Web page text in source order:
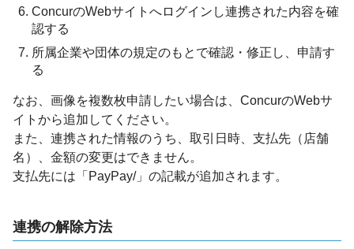
ConcurのWebサイトへログインし連携された内容を確
認する
所属企業や団体の規定のもとで確認・修正し、申請す
る
なお、画像を複数枚申請したい場合は、ConcurのWebサ
イトから追加してください。
また、連携された情報のうち、取引日時、支払先（店舗
名）、金額の変更はできません。
支払先には「PayPay/」の記載が追加されます。
連携の解除方法